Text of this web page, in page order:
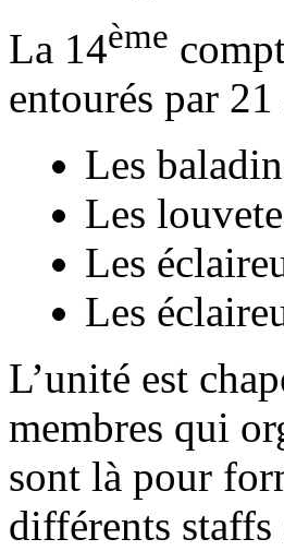
La 14ème
entourés par
Les
Les
Les
Les
L’unité est
membres qui
sont là pour
différents staffs